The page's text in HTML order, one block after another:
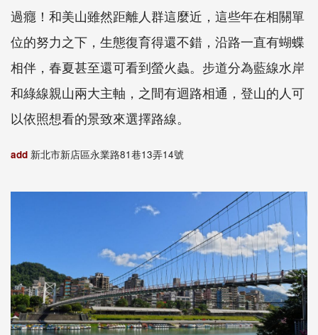
過癮！和美山雖然距離人群這麼近，這些年在相關單
位的努力之下，生態復育得還不錯，沿路一直有蝴蝶
相伴，春夏甚至還可看到螢火蟲。步道分為藍線水岸
和綠線親山兩大主軸，之間有迴路相通，登山的人可
以依照想看的景致來選擇路線。
add 新北市新店區永業路81巷13弄14號